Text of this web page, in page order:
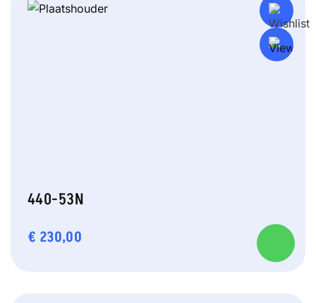
440-53N
€ 230,00